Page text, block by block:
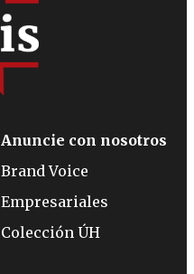
Anuncie con nosotros
Brand Voice
Empresariales
Colección ÚH